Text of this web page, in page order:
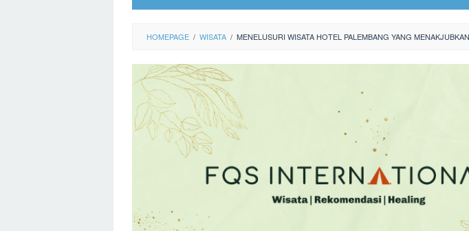
HOMEPAGE / WISATA / MENELUSURI WISATA HOTEL PALEMBANG YANG MENAKJUBKAN